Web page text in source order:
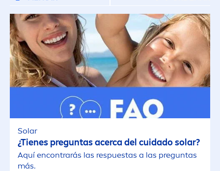
Solar
¿Tienes preguntas acerca del cuidado solar?
Aquí encontrarás las respuestas a las preguntas
más.